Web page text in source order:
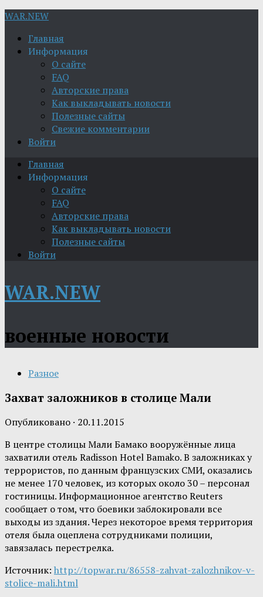
WAR.NEW
Главная
Информация
О сайте
FAQ
Авторские права
Как выкладывать новости
Полезные сайты
Свежие комментарии
Войти
Главная
Информация
О сайте
FAQ
Авторские права
Как выкладывать новости
Полезные сайты
Войти
WAR.NEW
военные новости
Разное
Захват заложников в столице Мали
Опубликовано · 20.11.2015
В центре столицы Мали Бамако вооружённые лица
захватили отель Radisson Hotel Bamako. В заложниках у
террористов, по данным французских СМИ, оказались
не менее 170 человек, из которых около 30 – персонал
гостиницы. Информационное агентство Reuters
сообщает о том, что боевики заблокировали все
выходы из здания. Через некоторое время территория
отеля была оцеплена сотрудниками полиции,
завязалась перестрелка.
Источник: http://topwar.ru/86558-zahvat-zalozhnikov-v-
stolice-mali.html